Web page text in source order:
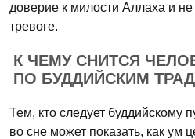
доверие к милости Аллаха и не
тревоге.
К ЧЕМУ СНИТСЯ
ПО БУДДИЙСКИМ
Тем, кто следует буддийскому
во сне может показать, как ум